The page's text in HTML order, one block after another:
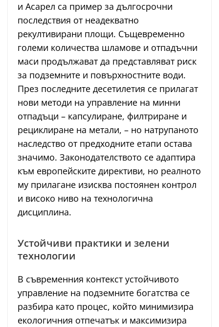
и Асарел са пример за дългосрочни
последствия от неадекватно
рекултивирани площи. Същевременно
големи количества шламове и отпадъчни
маси продължават да представляват риск
за подземните и повърхностните води.
През последните десетилетия се прилагат
нови методи на управление на минни
отпадъци – капсулиране, филтриране и
рециклиране на метали, – но натрупаното
наследство от предходните етапи остава
значимо. Законодателството се адаптира
към европейските директиви, но реалното
му прилагане изисква постоянен контрол
и високо ниво на технологична
дисциплина.
Устойчиви практики и зелени
технологии
В съвременния контекст устойчивото
управление на подземните богатства се
разбира като процес, който минимизира
екологичния отпечатък и максимизира